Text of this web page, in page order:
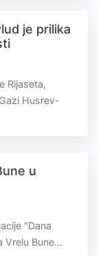
je prilika
Rijaseta,
Husrev-
u
"Dana
Bune...